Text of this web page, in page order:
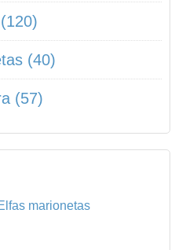
(40)
(57)
marionetas